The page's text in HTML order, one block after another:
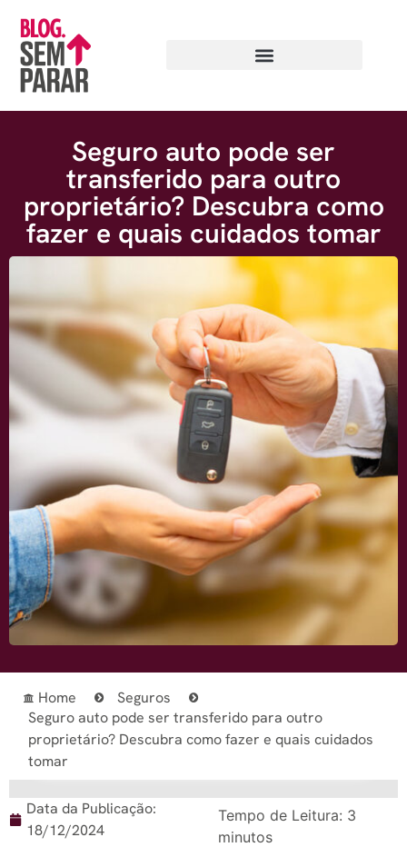
Seguro auto pode ser
transferido para outro
proprietário? Descubra como
fazer e quais cuidados tomar
Home
Seguros
Seguro auto pode ser transferido para outro
proprietário? Descubra como fazer e quais cuidados
tomar
Data da Publicação:
18/12/2024
Tempo de Leitura: 3
minutos